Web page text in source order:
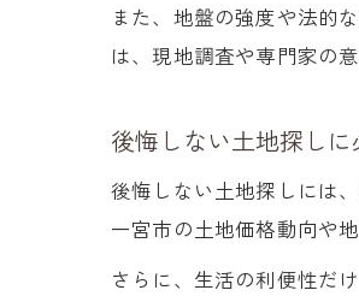
また、地盤の強度や法的
は、現地調査や専門家の
後悔しない土地探し
後悔しない土地探しには
一宮市の土地価格動向や
さらに、生活の利便性だ